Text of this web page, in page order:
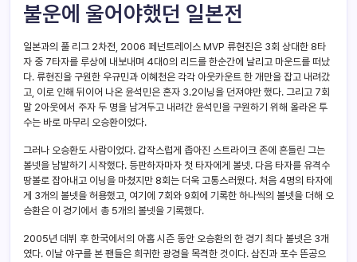
불운에 울어야했던 일본전
일본과의 풀 리그 2차전, 2006 페넌트레이스 MVP 류현진은 3회 상대한 8타
자 중 7타자를 루상에 내보내며 4대0의 리드를 한순간에 날리고 마운드를 떠났
다. 류현진을 구원한 우규민과 이혜천은 각각 아웃카운트 한 개만을 잡고 내려갔
고, 이로 인해 뒤이어 나온 윤석민은 혼자 3.2이닝을 던져야만 했다. 그리고 7회
말 2아웃에서 주자 두 명을 남겨두고 내려간 윤석민을 구원하기 위해 올라온 투
수는 바로 마무리 오승환이었다.
그러나 오승환도 사람이었다. 갑작스럽게 좁아진 스트라이크 존에 흔들린 그는
볼넷을 남발하기 시작했다. 등판하자마자 첫 타자에게 볼넷. 다음 타자를 유격수
땅볼로 잡아내고 이닝을 마쳤지만 8회는 더욱 고통스러웠다. 처음 4명의 타자에
게 3개의 볼넷을 허용했고, 여기에 7회와 9회에 기록한 하나씩의 볼넷을 더해 오
승환은 이 경기에서 총 5개의 볼넷을 기록했다.
2005년 데뷔 후 한국에서의 아홉 시즌 동안 오승환의 한 경기 최다 볼넷은 3개
였다. 이날 야구를 본 팬들은 희귀한 광경을 목격한 것이다. 삼진과 포수 뜬공으